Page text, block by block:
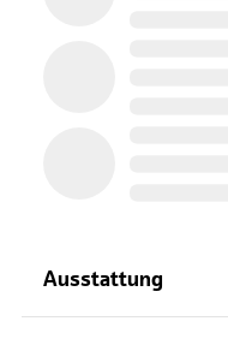
Ausstattung